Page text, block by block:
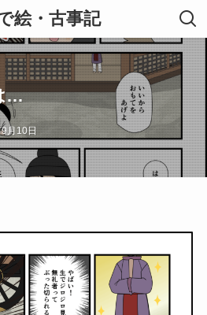
絵・古事記
…
月10日